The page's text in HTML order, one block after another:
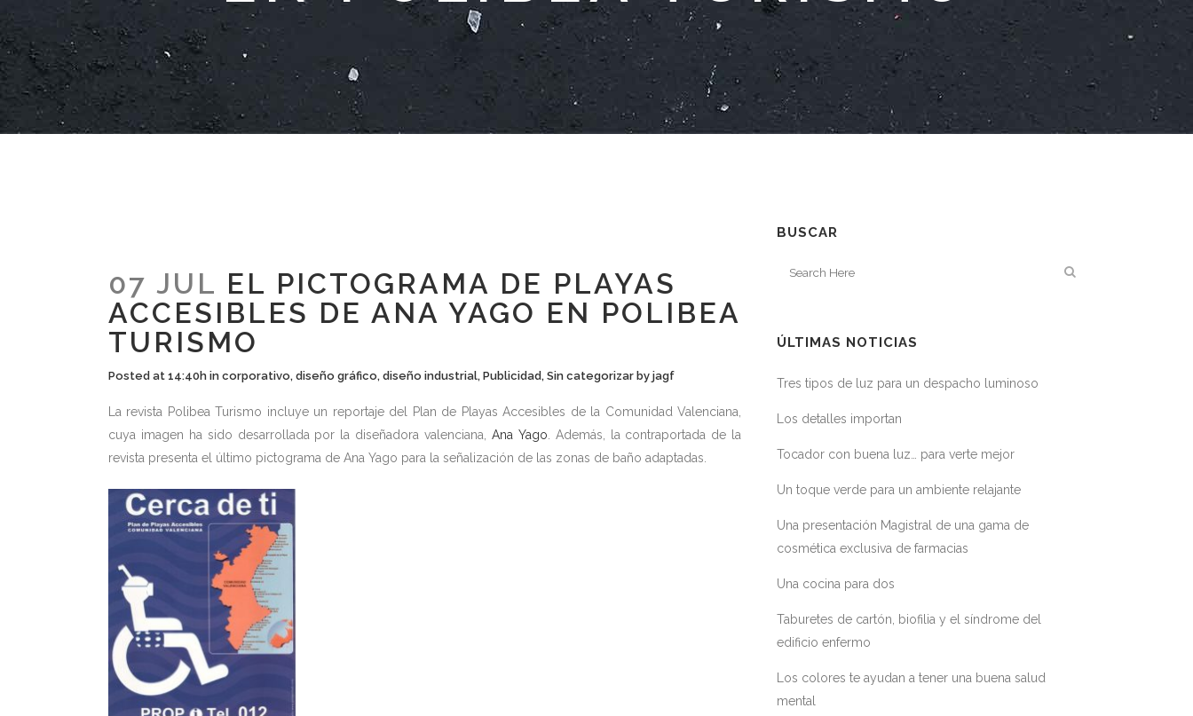
07 JUL EL PICTOGRAMA DE PLAYAS
ACCESIBLES DE ANA YAGO EN POLIBEA
TURISMO
Posted at 14:40h in corporativo, diseño gráfico, diseño industrial, Publicidad, Sin categorizar by jagf
La revista Polibea Turismo incluye un reportaje del Plan de Playas Accesibles de la Comunidad Valenciana,
cuya imagen ha sido desarrollada por la diseñadora valenciana, Ana Yago . Además, la contraportada de la
revista presenta el último pictograma de Ana Yago para la señalización de las zonas de baño adaptadas.
BUSCAR
ÚLTIMAS NOTICIAS
Tres tipos de luz para un despacho luminoso
Los detalles importan
Tocador con buena luz… para verte mejor
Un toque verde para un ambiente relajante
Una presentación Magistral de una gama de
cosmética exclusiva de farmacias
Una cocina para dos
Taburetes de cartón, biofilia y el síndrome del
edificio enfermo
Los colores te ayudan a tener una buena salud
mental